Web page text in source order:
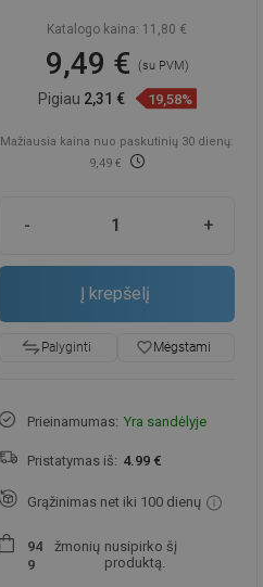
Katalogo kaina: 11,80 €
9,49 € (su PVM)
Pigiau 2,31 € 19,58%
Mažiausia kaina nuo paskutinių 30 dienų:
9,49 €
- +
Į krepšelį
Palyginti favorite_borderMėgstami
Prieinamumas: Yra sandėlyje
Pristatymas iš: 4.99 €
Grąžinimas net iki 100 dienų
94
9
žmonių nusipirko šį
produktą.